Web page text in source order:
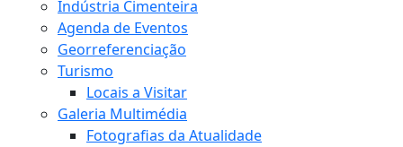
Indústria Cimenteira
Agenda de Eventos
Georreferenciação
Turismo
Locais a Visitar
Galeria Multimédia
Fotografias da Atualidade